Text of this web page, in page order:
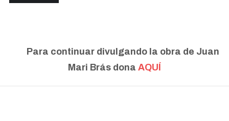
Para continuar divulgando la obra de Juan
Mari Brás dona AQUÍ